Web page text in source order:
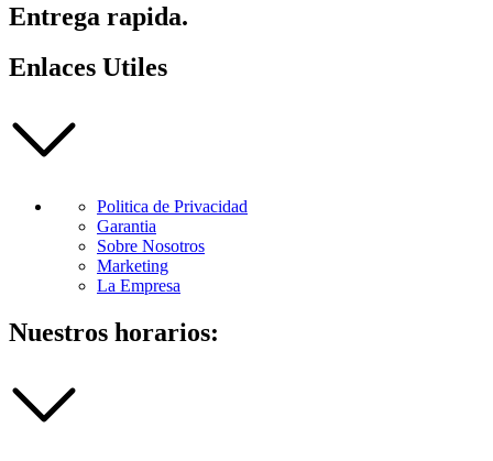
Entrega rapida.
Enlaces Utiles
Politica de Privacidad
Garantia
Sobre Nosotros
Marketing
La Empresa
Nuestros horarios: